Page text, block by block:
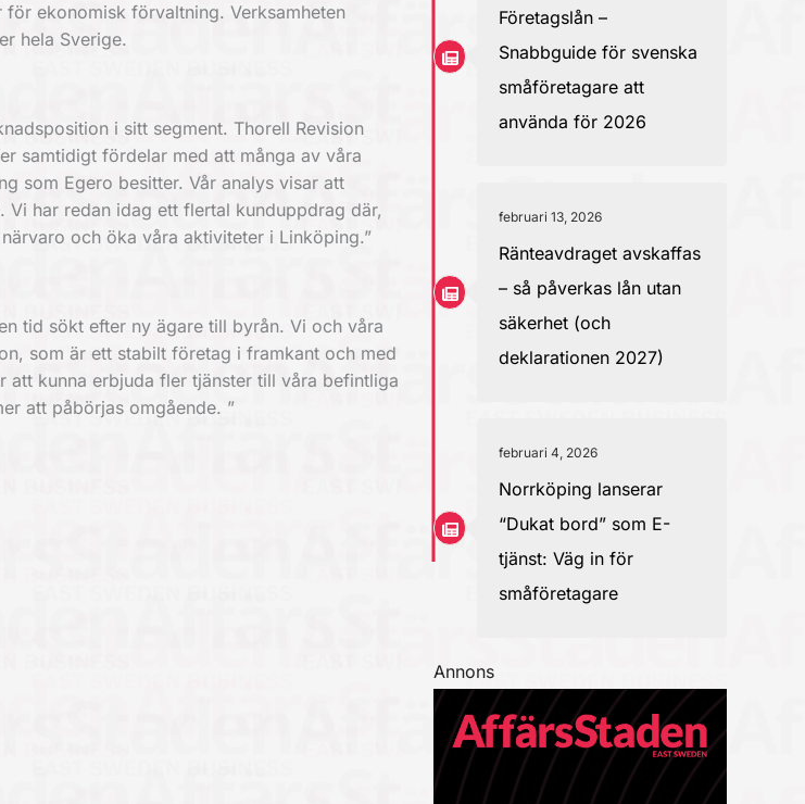
ekonomisk förvaltning. Verksamheten
hela Sverige.
i sitt segment. Thorell Revision
samtidigt fördelar med att många av våra
som Egero besitter. Vår analys visar att
har redan idag ett flertal kunduppdrag där,
och öka våra aktiviteter i Linköping.”
tid sökt efter ny ägare till byrån. Vi och våra
som är ett stabilt företag i framkant och med
att kunna erbjuda fler tjänster till våra befintliga
att påbörjas omgående. ”
Företagslån –
Snabbguide för svenska
småföretagare att
använda för 2026
februari 13, 2026
Ränteavdraget avskaffas
– så påverkas lån utan
säkerhet (och
deklarationen 2027)
februari 4, 2026
Norrköping lanserar
“Dukat bord” som E-
tjänst: Väg in för
småföretagare
Annons